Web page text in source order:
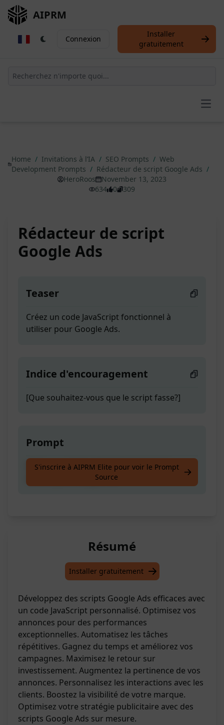
AIPRM
Connexion
Installer
gratuitement
Home / Invitations à l’IA / SEO Prompts / Web
Development Prompts / Rédacteur de script Google Ads /
HeroRoos
November 13, 2023
634
0 309
Rédacteur de script
Google Ads
Teaser
Créez un code JavaScript fonctionnel à
utiliser pour Google Ads.
Indice d'encouragement
[Que souhaitez-vous que le script fasse?]
Prompt
Créez un code JavaScript fonctionnel à
utiliser pour Google Ads.
S'inscrire à AIPRM Elite pour voir le Prompt
Source
Résumé
Installer gratuitement
Développez des scripts Google Ads efficaces avec
un code JavaScript personnalisé. Optimisez vos
annonces pour des performances
exceptionnelles. Automatisez les tâches
répétitives. Gagnez du temps et améliorez vos
campagnes. Maximisez le retour sur
investissement. Augmentez la pertinence de vos
annonces. Personnalisez les interactions avec les
clients. Boostez la visibilité de votre marque.
Optimisez votre stratégie publicitaire avec des
scripts Google Ads sur mesure.